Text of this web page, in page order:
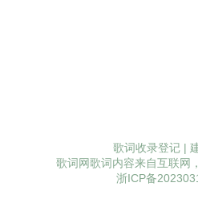
歌词收录登记 |
歌词网歌词内容来自互联网
浙ICP备